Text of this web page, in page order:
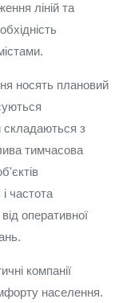
ліній та
носять плановий
складаються з
тимчасова
частота
оперативної
компанії
населення.